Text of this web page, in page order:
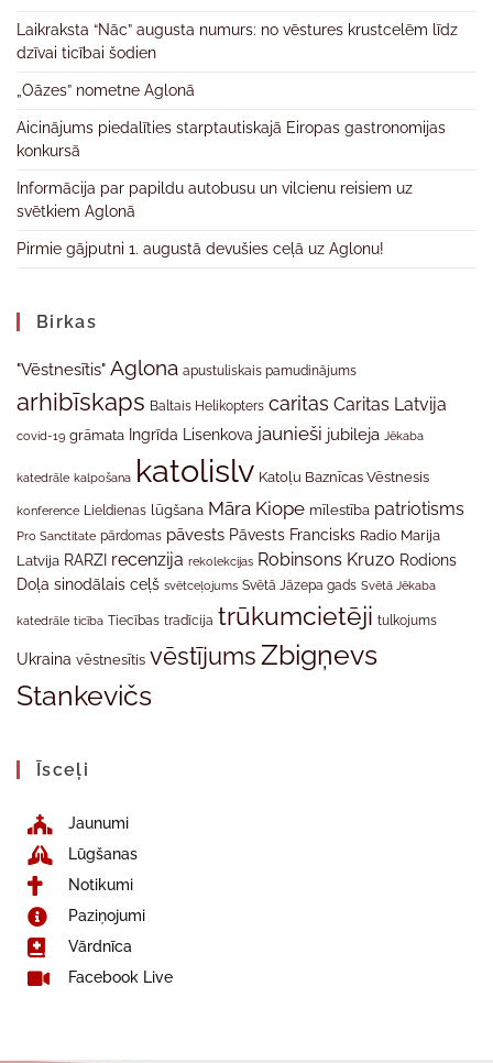
Laikraksta “Nāc” augusta numurs: no vēstures krustcelēm līdz
dzīvai ticībai šodien
„Oāzes” nometne Aglonā
Aicinājums piedalīties starptautiskajā Eiropas gastronomijas
konkursā
Informācija par papildu autobusu un vilcienu reisiem uz
svētkiem Aglonā
Pirmie gājputni 1. augustā devušies ceļā uz Aglonu!
Birkas
"Vēstnesītis" Aglona apustuliskais pamudinājums
arhibīskaps Baltais Helikopters caritas Caritas Latvija
covid-19 grāmata Ingrīda Lisenkova jaunieši jubileja Jēkaba
katedrāle kalpošana katolislv Katoļu Baznīcas Vēstnesis
konference Lieldienas lūgšana Māra Kiope mīlestība patriotisms
Pro Sanctitate pārdomas pāvests Pāvests Francisks Radio Marija
Latvija RARZI recenzija rekolekcijas Robinsons Kruzo Rodions
Doļa sinodālais ceļš svētceļojums Svētā Jāzepa gads Svētā Jēkaba
katedrāle ticība Tiecības tradīcija trūkumcietēji tulkojums
Ukraina vēstnesītis vēstījumsZbigņevs
Stankevičs
Īsceļi
Jaunumi
Lūgšanas
Notikumi
Paziņojumi
Vārdnīca
Facebook Live